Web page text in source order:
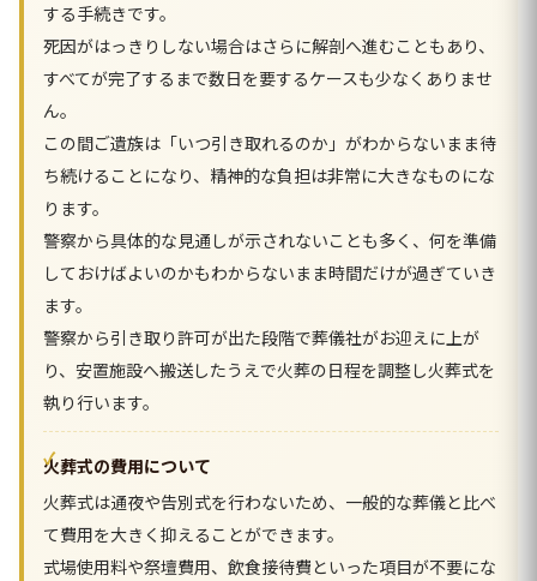
する手続きです。
死因がはっきりしない場合はさらに解剖へ進むこともあり、
すべてが完了するまで数日を要するケースも少なくありませ
ん。
この間ご遺族は「いつ引き取れるのか」がわからないまま待
ち続けることになり、精神的な負担は非常に大きなものにな
ります。
警察から具体的な見通しが示されないことも多く、何を準備
しておけばよいのかもわからないまま時間だけが過ぎていき
ます。
警察から引き取り許可が出た段階で葬儀社がお迎えに上が
り、安置施設へ搬送したうえで火葬の日程を調整し火葬式を
執り行います。
火葬式の費用について
火葬式は通夜や告別式を行わないため、一般的な葬儀と比べ
て費用を大きく抑えることができます。
式場使用料や祭壇費用、飲食接待費といった項目が不要にな